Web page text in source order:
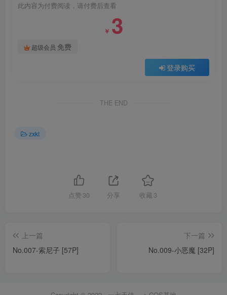
此内容为付费阅读，请付费后查看
￥ 3
超级会员 免费
登录购买
THE END
zxkt
点赞 30 分享 收藏 3
上一篇
No.007-索尼子 [57P]
下一篇
No.009-小恶魔 [32P]